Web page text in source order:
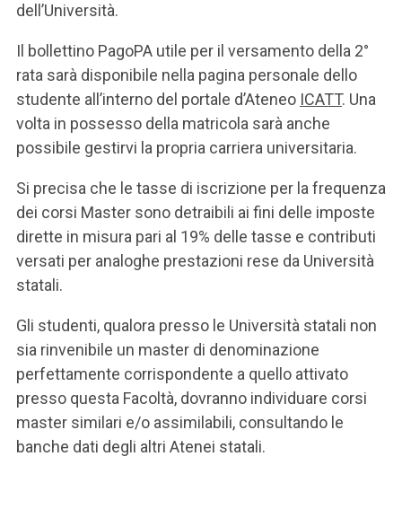
dell’Università.
Il bollettino PagoPA utile per il versamento della 2°
rata sarà disponibile nella pagina personale dello
studente all’interno del portale d’Ateneo ICATT. Una
volta in possesso della matricola sarà anche
possibile gestirvi la propria carriera universitaria.
Si precisa che le tasse di iscrizione per la frequenza
dei corsi Master sono detraibili ai fini delle imposte
dirette in misura pari al 19% delle tasse e contributi
versati per analoghe prestazioni rese da Università
statali.
Gli studenti, qualora presso le Università statali non
sia rinvenibile un master di denominazione
perfettamente corrispondente a quello attivato
presso questa Facoltà, dovranno individuare corsi
master similari e/o assimilabili, consultando le
banche dati degli altri Atenei statali.